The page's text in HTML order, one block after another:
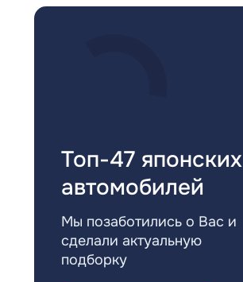
Топ-47 японских
автомобилей
Мы позаботились о Вас и
сделали актуальную
подборку